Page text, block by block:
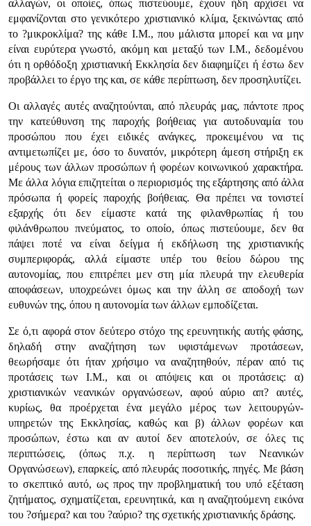
αλλαγών, οι οποίες, όπως πιστεύουμε, έχουν ήδη αρχίσει να
εμφανίζονται στο γενικότερο χριστιανικό κλίμα, ξεκινώντας από
το ?μικροκλίμα? της κάθε Ι.Μ., που μάλιστα μπορεί και να μην
είναι ευρύτερα γνωστό, ακόμη και μεταξύ των Ι.Μ., δεδομένου
ότι η ορθόδοξη χριστιανική Εκκλησία δεν διαφημίζει ή έστω δεν
προβάλλει το έργο της και, σε κάθε περίπτωση, δεν προσηλυτίζει.
Οι αλλαγές αυτές αναζητούνται, από πλευράς μας, πάντοτε προς
την κατεύθυνση της παροχής βοήθειας για αυτοδυναμία του
προσώπου που έχει ειδικές ανάγκες, προκειμένου να τις
αντιμετωπίζει με, όσο το δυνατόν, μικρότερη άμεση στήριξη εκ
μέρους των άλλων προσώπων ή φορέων κοινωνικού χαρακτήρα.
Με άλλα λόγια επιζητείται ο περιορισμός της εξάρτησης από άλλα
πρόσωπα ή φορείς παροχής βοήθειας. Θα πρέπει να τονιστεί
εξαρχής ότι δεν είμαστε κατά της φιλανθρωπίας ή του
φιλάνθρωπου πνεύματος, το οποίο, όπως πιστεύουμε, δεν θα
πάψει ποτέ να είναι δείγμα ή εκδήλωση της χριστιανικής
συμπεριφοράς, αλλά είμαστε υπέρ του θείου δώρου της
αυτονομίας, που επιτρέπει μεν στη μία πλευρά την ελευθερία
αποφάσεων, υποχρεώνει όμως και την άλλη σε αποδοχή των
ευθυνών της, όπου η αυτονομία των άλλων εμποδίζεται.
Σε ό,τι αφορά στον δεύτερο στόχο της ερευνητικής αυτής φάσης,
δηλαδή στην αναζήτηση των υφιστάμενων προτάσεων,
θεωρήσαμε ότι ήταν χρήσιμο να αναζητηθούν, πέραν από τις
προτάσεις των Ι.Μ., και οι απόψεις και οι προτάσεις: α)
χριστιανικών νεανικών οργανώσεων, αφού αύριο απ? αυτές,
κυρίως, θα προέρχεται ένα μεγάλο μέρος των λειτουργών-
υπηρετών της Εκκλησίας, καθώς και β) άλλων φορέων και
προσώπων, έστω και αν αυτοί δεν αποτελούν, σε όλες τις
περιπτώσεις, (όπως π.χ. η περίπτωση των Νεανικών
Οργανώσεων), επαρκείς, από πλευράς ποσοτικής, πηγές. Με βάση
το σκεπτικό αυτό, ως προς την προβληματική του υπό εξέταση
ζητήματος, σχηματίζεται, ερευνητικά, και η αναζητούμενη εικόνα
του ?σήμερα? και του ?αύριο? της σχετικής χριστιανικής δράσης.